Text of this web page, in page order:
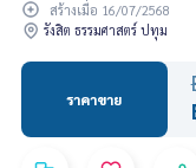
สร้างเมื่อ 16/07/2568
รังสิต ธรรมศาสตร์ ปทุม
ราคาขาย